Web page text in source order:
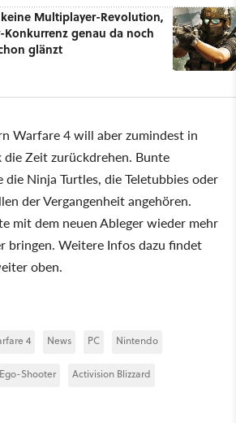
Multiplayer-Revolution,
genau da noch
glänzt
Warfare 4 will aber zumindest in
Zeit zurückdrehen. Bunte
die Ninja Turtles, die Teletubbies oder
der Vergangenheit angehören.
mit dem neuen Ableger wieder mehr
bringen. Weitere Infos dazu findet
oben.
4 News PC Nintendo
Ego-Shooter Activision Blizzard